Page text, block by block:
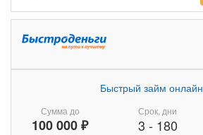
Сумма до
100 000 ₽
Быстрый займ онлайн
Срок, дни
3 - 180